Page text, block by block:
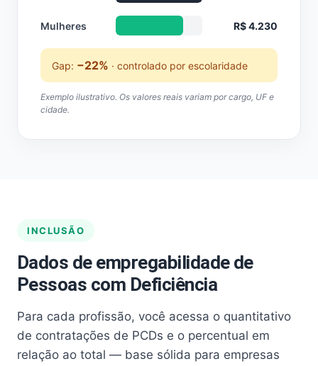
Mulheres R$ 4.230
Gap: −22% · controlado por escolaridade
Exemplo ilustrativo. Os valores reais variam por cargo, UF e
cidade.
INCLUSÃO
Dados de empregabilidade de
Pessoas com Deficiência
Para cada profissão, você acessa o quantitativo
de contratações de PCDs e o percentual em
relação ao total — base sólida para empresas